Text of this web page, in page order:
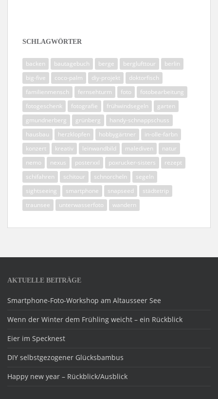
SCHLAGWÖRTER
backen bautagebuch berge berglufttour
berlin
big-five
coco-palm diy-projekt
doktorfisch
familienmensch
fernsehturm foto
fotobearbeitung
fotogeschenk
fotografie frühwindsegeln
garten
gmundnerberg
grünberg
handy-schnappschuss
hausbau
herzklopfen hobbygärtner
in-olle-farbn
konzert
kreativ leinwandbild malediven
natur
nemo
nexus posterxxl poxrucker-sisters
rezept
schifahren
schitour schnorcheln
segeln
sightseeing
smartphone snapseed
städtetrip
traunsee
unterwasserfoto wandern
AKTUELLE BEITRÄGE
Smartphone-Foto-Workshop am Altausseer See
Wenn der Winter dem Frühling weicht – ein Rückblick
Eier im Specknest
DIY selbstgezogener Glücksbambus
Happy new year – Rückblick/Ausblick